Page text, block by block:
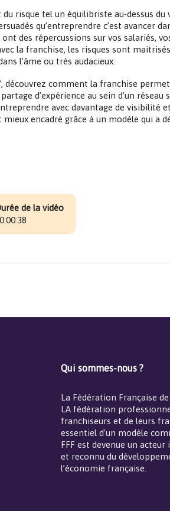
risque tel un équilibriste au-dessus du
qu’entreprendre c’est avancer
des répercussions sur vos salariés,
la franchise, les risques sont
l’âme ou très audacieux.
découvrez comment la franchise
d’expérience au sein d’un réseau
avec davantage de visibilité et
encadré grâce à un modèle qui a
de la vidéo
Qui sommes-nous ?
La Fédération Française
LA fédération
franchiseurs et de leurs
essentiel d’un modèle
FFF est devenue un
et reconnu du
l’économie française.